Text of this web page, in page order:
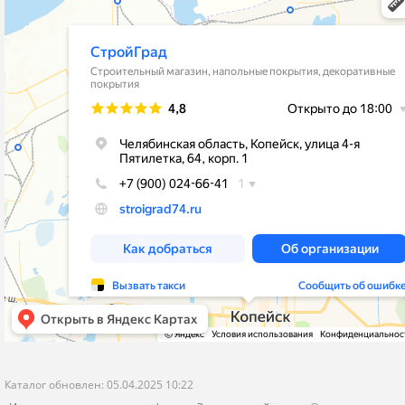
Я даю согласие на обработку моих персональных данных
ОПУБЛИКОВАТЬ
Нажатием на кнопку «Опубликовать» я даю свое согласие на обработку
персональных данных в соответствии суказанными условиями.
Новости
Политика конфиденциальности
stroygrad.kopeysk@mail.ru
Челябинская обл.,г.Копейск , ул.4-
Пятилетки,64,рынок"Народный Двор"
корпус 1- Стройматериалы и Отделка
корпус 2 - Кафель и Сантехника
пн-пт с 9-00 до 19-00
сб-вс с 9-00 до 18-00
Каталог обновлен: 05.04.2025 10:22